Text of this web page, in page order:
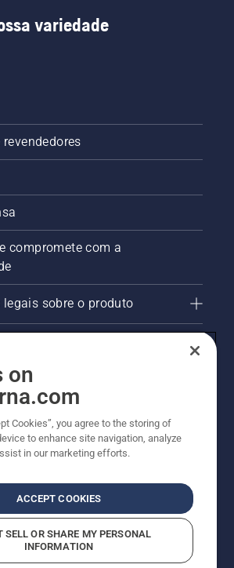
variedade
compromete com a
legais sobre o produto
on
Cookies”, you agree to the storing of
to enhance site navigation, analyze
in our marketing efforts.
ACCEPT COOKIES
SELL OR SHARE MY PERSONAL
INFORMATION